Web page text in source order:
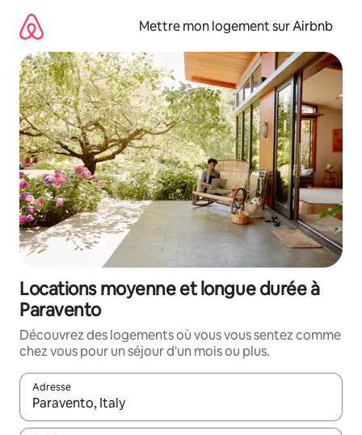
directement
contenu
Mettre mon logement sur Airbnb
Locations moyenne et longue durée à
Paravento
Découvrez des logements où vous vous sentez comme
chez vous pour un séjour d'un mois ou plus.
Adresse
Lorsque les résultats s'affichent, utilisez les flèches vers le